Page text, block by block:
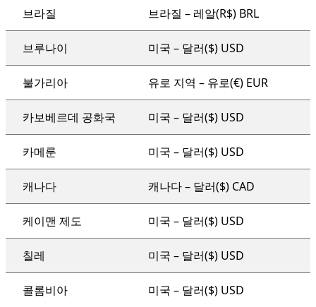
브라질 브라질 – 레알(R$) BRL
브루나이 미국 – 달러($) USD
불가리아 유로 지역 – 유로(€) EUR
카보베르데 공화국 미국 – 달러($) USD
카메룬 미국 – 달러($) USD
캐나다 캐나다 – 달러($) CAD
케이맨 제도 미국 – 달러($) USD
칠레 미국 – 달러($) USD
콜롬비아 미국 – 달러($) USD